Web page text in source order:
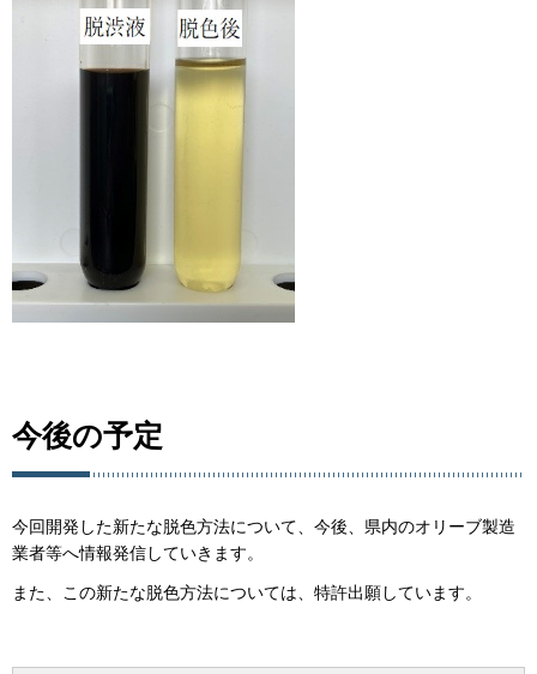
今後の予定
今回開発した新たな脱色方法について、今後、県内のオリーブ製造
業者等へ情報発信していきます。
また、この新たな脱色方法については、特許出願しています。